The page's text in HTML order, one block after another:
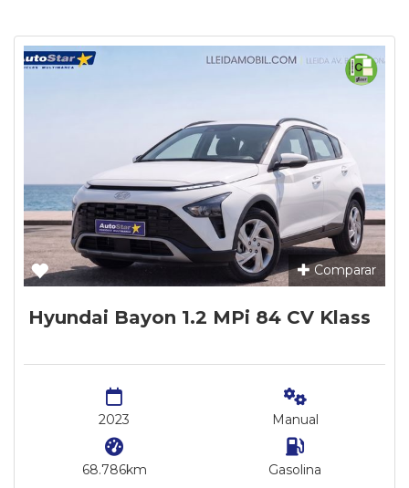
Comparar
Hyundai Bayon 1.2 MPi 84 CV Klass
2023
68.786km
Manual
Gasolina